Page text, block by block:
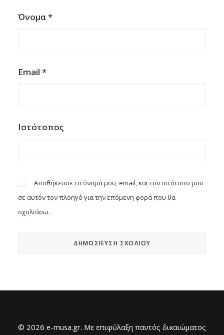
Όνομα*
Email *
Ιστότοπος
Αποθήκευσε το όνομά μου, email, και τον ιστότοπο μου
σε αυτόν τον πλοηγό για την επόμενη φορά που θα
σχολιάσω.
© 2026 e-musa.gr. Mε επιφύλαξη παντός δικαιώματος